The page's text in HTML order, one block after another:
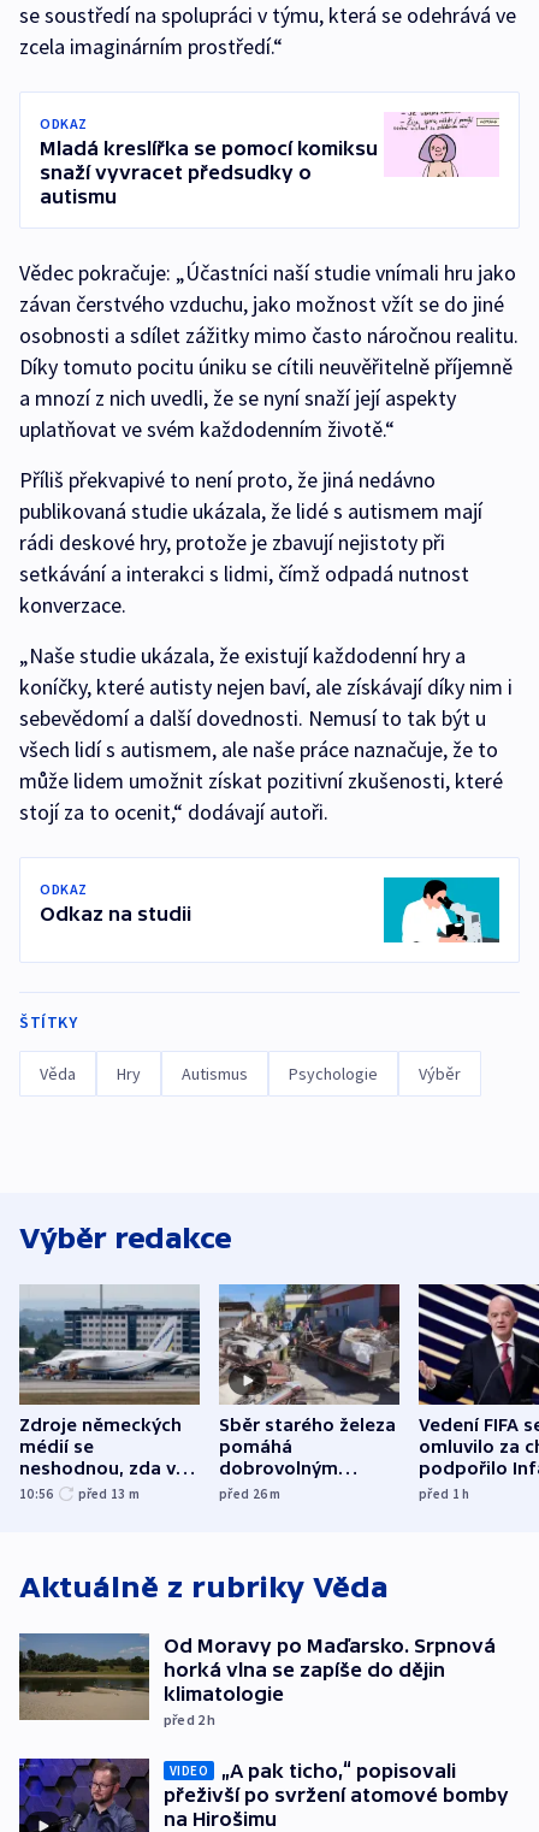
se soustředí na spolupráci v týmu, která se odehrává ve
zcela imaginárním prostředí.“
ODKAZ
Mladá kreslířka se pomocí komiksu
snaží vyvracet předsudky o
autismu
Vědec pokračuje: „Účastníci naší studie vnímali hru jako
závan čerstvého vzduchu, jako možnost vžít se do jiné
osobnosti a sdílet zážitky mimo často náročnou realitu.
Díky tomuto pocitu úniku se cítili neuvěřitelně příjemně
a mnozí z nich uvedli, že se nyní snaží její aspekty
uplatňovat ve svém každodenním životě.“
Příliš překvapivé to není proto, že jiná nedávno
publikovaná studie ukázala, že lidé s autismem mají
rádi deskové hry, protože je zbavují nejistoty při
setkávání a interakci s lidmi, čímž odpadá nutnost
konverzace.
„Naše studie ukázala, že existují každodenní hry a
koníčky, které autisty nejen baví, ale získávají díky nim i
sebevědomí a další dovednosti. Nemusí to tak být u
všech lidí s autismem, ale naše práce naznačuje, že to
může lidem umožnit získat pozitivní zkušenosti, které
stojí za to ocenit,“ dodávají autoři.
ODKAZ
Odkaz na studii
ŠTÍTKY
Věda Hry Autismus Psychologie Výběr
Výběr redakce
Zdroje německých
médií se
neshodnou, zda v
letadle ohroženém
10:56 před 13 m
Sběr starého železa
pomáhá
dobrovolným
hasičům financovat
před 26m
Vedení FIFA
omluvilo za
podpořilo
UEFA trvá na
před 1h
Aktuálně z rubriky Věda
Od Moravy po Maďarsko. Srpnová
horká vlna se zapíše do dějin
klimatologie
před 2h
VIDEO
„A pak ticho,“ popisovali
přeživší po svržení atomové bomby
na Hirošimu